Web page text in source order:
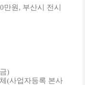
원, 부산시 전시
)
(사업자등록 본사